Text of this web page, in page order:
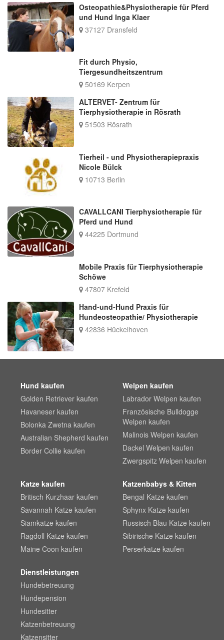
Osteopathie&Physiotherapie für Pferd
und Hund Inga Klaer
37127 Dransfeld
Fit durch Physio,
Tiergesundheitszentrum
50169 Kerpen
ALTERVET- Zentrum für
Tierphysiotherapie in Rösrath
51503 Rösrath
Tierheil - und Physiotherapiepraxis
Nicole Bülck
10713 Berlin
CAVALLCANI Tierphysiotherapie für
Pferd und Hund
44225 Dortmund
Mobile Praxis für Tierphysiotherapie
Schöwe
47807 Krefeld
Hand-und-Hund Praxis für
Hundeosteopathie/ Physiotherapie
42836 Hückelhoven
Hund kaufen
Golden Retriever kaufen
Havaneser kaufen
Bolonka Zwetna kaufen
Australian Shepherd kaufen
Border Collie kaufen
Welpen kaufen
Labrador Welpen kaufen
Französische Bulldogge
Welpen kaufen
Malinois Welpen kaufen
Dackel Welpen kaufen
Zwergspitz Welpen kaufen
Katze kaufen
Britisch Kurzhaar kaufen
Savannah Katze kaufen
Siamkatze kaufen
Ragdoll Katze kaufen
Maine Coon kaufen
Katzenbabys & Kitten
Bengal Katze kaufen
Sphynx Katze kaufen
Russisch Blau Katze kaufen
Sibirische Katze kaufen
Perserkatze kaufen
Dienstleistungen
Hundebetreuung
Hundepension
Hundesitter
Katzenbetreuung
Katzensitter